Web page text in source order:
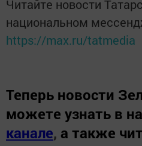
Читайте новости
национальном
https://max.ru/tatmedia
Теперь новости
можете узнать в
канале, а также